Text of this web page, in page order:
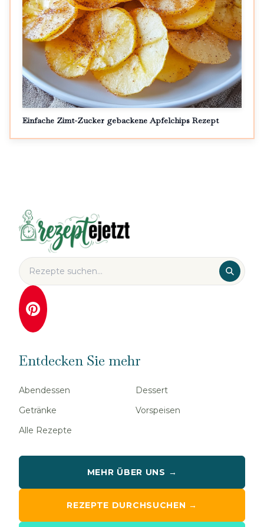
Einfache Zimt-Zucker gebackene Apfelchips Rezept
Entdecken Sie mehr
Abendessen
Dessert
Getränke
Vorspeisen
Alle Rezepte
MEHR ÜBER UNS →
REZEPTE DURCHSUCHEN →